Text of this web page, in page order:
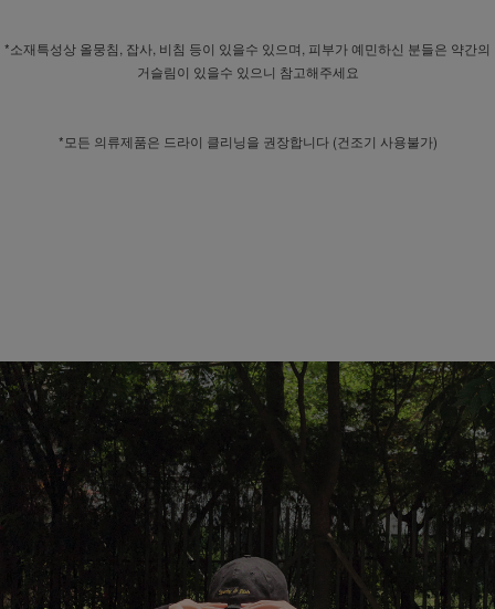
*소재특성상 올뭉침, 잡사, 비침 등이 있을수 있으며, 피부가 예민하신 분들은 약간의
거슬림이 있을수 있으니 참고해주세요
*모든 의류제품은 드라이 클리닝을 권장합니다 (건조기 사용불가)